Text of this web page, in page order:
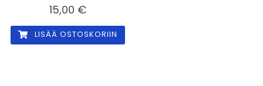
15,00 €
LISÄÄ OSTOSKORIIN